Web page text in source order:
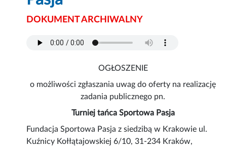
DOKUMENT ARCHIWALNY
OGŁOSZENIE
o możliwości zgłaszania uwag do oferty na realizację
zadania publicznego pn.
Turniej tańca Sportowa Pasja
Fundacja Sportowa Pasja z siedzibą w Krakowie ul.
Kuźnicy Kołłątajowskiej 6/10, 31-234 Kraków,